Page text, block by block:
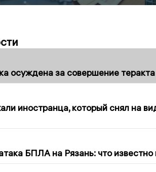
осуждена за совершение теракта
иностранца, который снял на
БПЛА на Рязань: что известно